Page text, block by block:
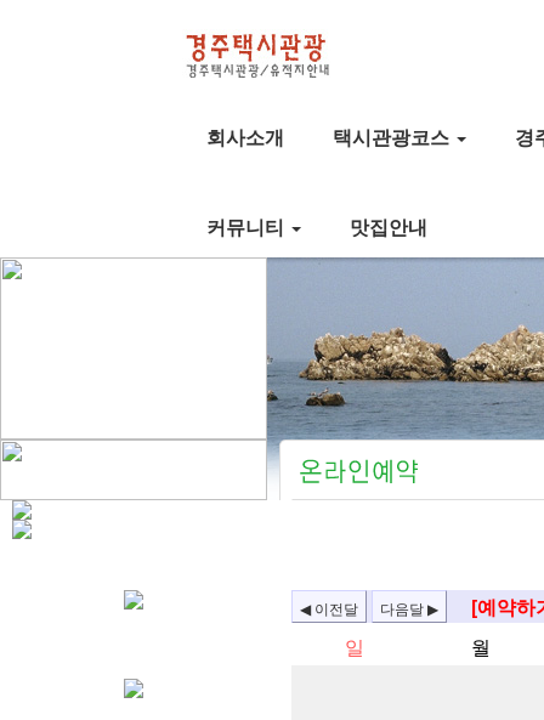
회사소개 택시관광코스 경
커뮤니티 맛집안내
[예약하
일
월